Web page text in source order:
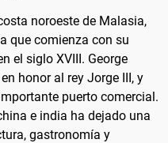
noroeste de Malasia,
que comienza con su
el siglo XVIII. George
honor al rey Jorge III, y
puerto comercial.
e india ha dejado una
gastronomía y